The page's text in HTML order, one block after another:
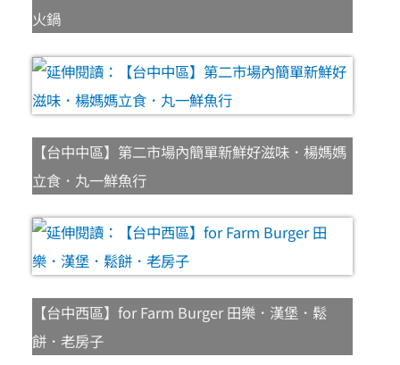
火鍋
【台中中區】第二市場內簡單新鮮好滋味．楊媽媽
立食．丸一鮮魚行
【台中西區】for Farm Burger 田樂．漢堡．鬆
餅．老房子